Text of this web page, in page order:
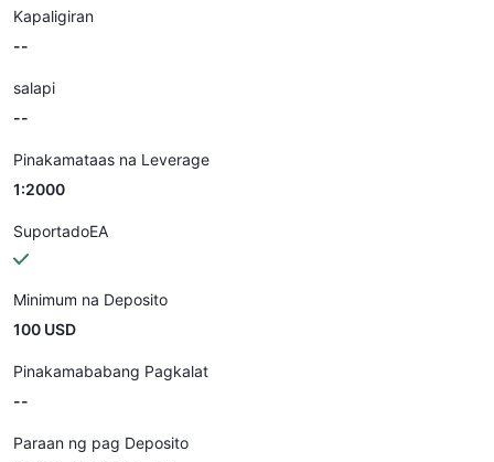
Kapaligiran
--
salapi
--
Pinakamataas na Leverage
1:2000
SuportadoEA
Minimum na Deposito
100 USD
Pinakamababang Pagkalat
--
Paraan ng pag Deposito